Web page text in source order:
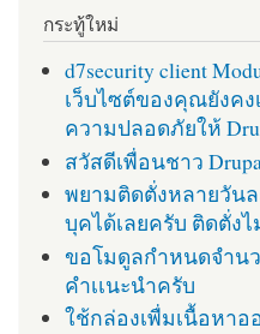
กระทู้ใหม่
d7security client
เว็บไซต์ของคุณยังคง
ความปลอดภัยให้
สวัสดีเพื่อนชาว
พยามติดตั่งหลายวันล
บุคได้เลยครับ ติดตั่ง
ขอโมดูลกำหนดจำนว
คำเเนะนำครับ
ใช้กล่องเพื่มเนื้อหา